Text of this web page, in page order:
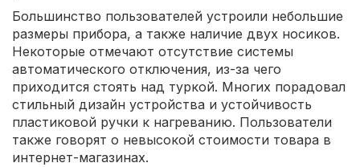
Большинство пользователей устроили небольшие
размеры прибора, а также наличие двух носиков.
Некоторые отмечают отсутствие системы
автоматического отключения, из-за чего
приходится стоять над туркой. Многих порадовал
стильный дизайн устройства и устойчивость
пластиковой ручки к нагреванию. Пользователи
также говорят о невысокой стоимости товара в
интернет-магазинах.